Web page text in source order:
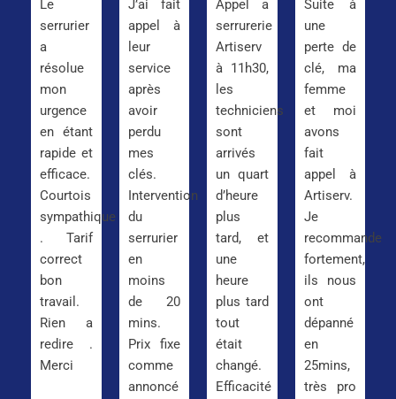
Le
serrurier
a
résolue
mon
urgence
en étant
rapide et
efficace.
Courtois
sympathique
. Tarif
correct
bon
travail.
Rien a
redire .
Merci
J’ai fait
appel à
leur
service
après
avoir
perdu
mes
clés.
Intervention
du
serrurier
en
moins
de 20
mins.
Prix fixe
comme
annoncé
Appel a
serrurerie
Artiserv
à 11h30,
les
techniciens
sont
arrivés
un quart
d’heure
plus
tard, et
une
heure
plus tard
tout
était
changé.
Efficacité
Suite à
une
perte de
clé, ma
femme
et moi
avons
fait
appel à
Artiserv.
Je
recommande
fortement,
ils nous
ont
dépanné
en
25mins,
très pro